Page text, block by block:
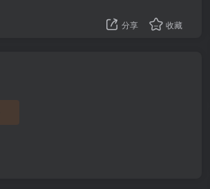
分享 收藏